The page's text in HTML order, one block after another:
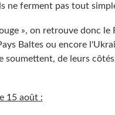
ne ferment pas tout
», on retrouve donc le
Baltes ou encore
soumettent, de leurs
15 août :